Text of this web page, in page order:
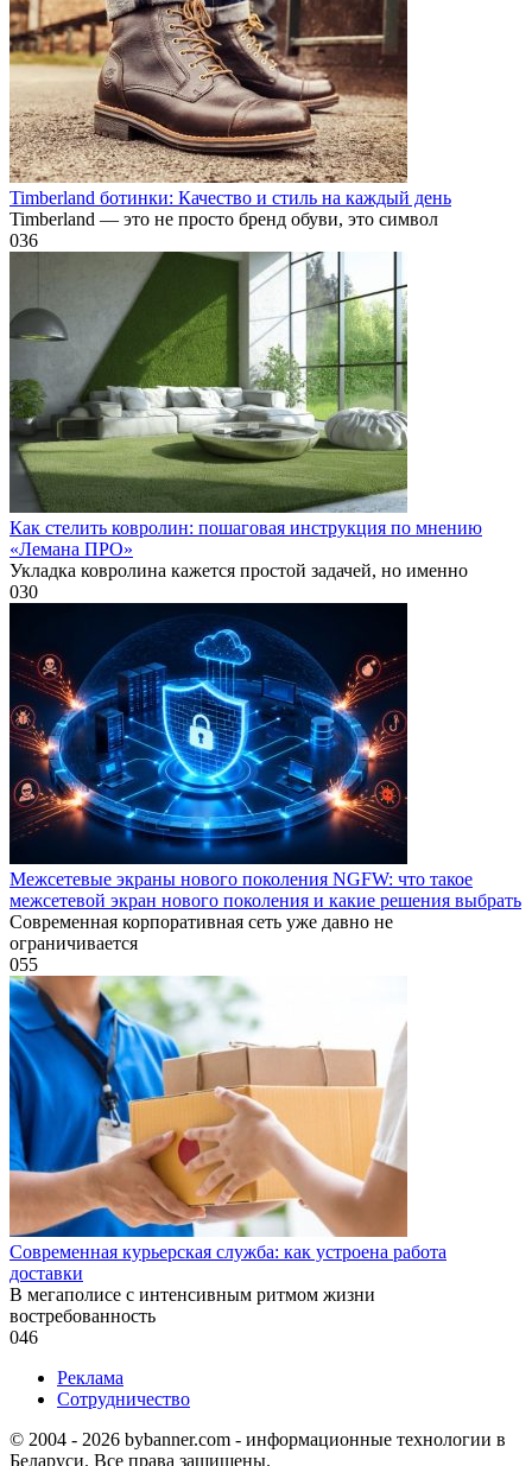
Timberland ботинки: Качество и стиль на каждый день
Timberland — это не просто бренд обуви, это символ
036
Как стелить ковролин: пошаговая инструкция по мнению
«Лемана ПРО»
Укладка ковролина кажется простой задачей, но именно
030
Межсетевые экраны нового поколения NGFW: что такое
межсетевой экран нового поколения и какие решения выбрать
Современная корпоративная сеть уже давно не
ограничивается
055
Современная курьерская служба: как устроена работа
доставки
В мегаполисе с интенсивным ритмом жизни
востребованность
046
Реклама
Сотрудничество
© 2004 - 2026 bybanner.com - информационные технологии в
Беларуси. Все права защищены.